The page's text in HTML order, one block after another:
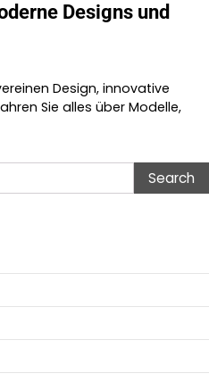
Designs und
Design, innovative
Sie alles über Modelle,